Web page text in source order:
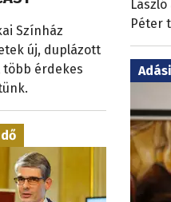
Színház
új, duplázott
több érdekes
Péter